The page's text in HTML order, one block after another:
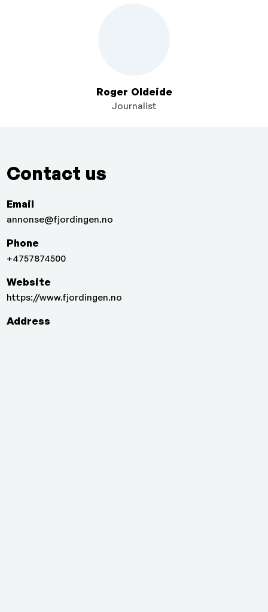
Roger Oldeide
Journalist
Contact us
Email
annonse@fjordingen.no
Phone
+4757874500
Website
https://www.fjordingen.no
Address